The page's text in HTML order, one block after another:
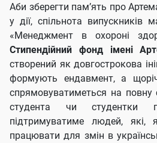
Аби зберегти пам’ять про
у дії, спільнота випускників
«Менеджмент в охороні
Стипендійний фонд імені
створений як довгострокова
формують ендавмент, а
спрямовуватиметься на повну
студента чи студентки
підтримуватиме людей, які,
працювати для змін в